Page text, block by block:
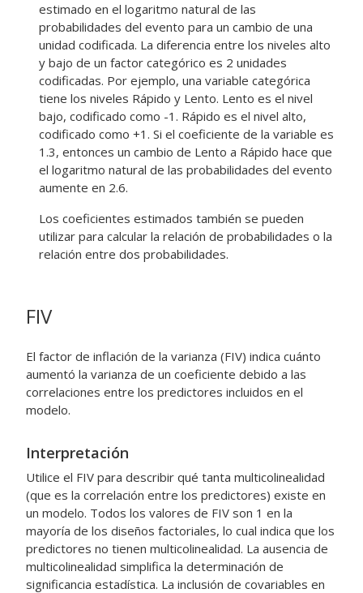
estimado en el logaritmo natural de las
probabilidades del evento para un cambio de una
unidad codificada. La diferencia entre los niveles alto
y bajo de un factor categórico es 2 unidades
codificadas. Por ejemplo, una variable categórica
tiene los niveles Rápido y Lento. Lento es el nivel
bajo, codificado como -1. Rápido es el nivel alto,
codificado como +1. Si el coeficiente de la variable es
1.3, entonces un cambio de Lento a Rápido hace que
el logaritmo natural de las probabilidades del evento
aumente en 2.6.
Los coeficientes estimados también se pueden
utilizar para calcular la relación de probabilidades o la
relación entre dos probabilidades.
FIV
El factor de inflación de la varianza (FIV) indica cuánto
aumentó la varianza de un coeficiente debido a las
correlaciones entre los predictores incluidos en el
modelo.
Interpretación
Utilice el FIV para describir qué tanta multicolinealidad
(que es la correlación entre los predictores) existe en
un modelo. Todos los valores de FIV son 1 en la
mayoría de los diseños factoriales, lo cual indica que los
predictores no tienen multicolinealidad. La ausencia de
multicolinealidad simplifica la determinación de
significancia estadística. La inclusión de covariables en